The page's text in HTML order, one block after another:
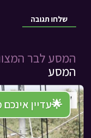
שלחו תגובה
המסע לבר
המסע
🌟עדיין